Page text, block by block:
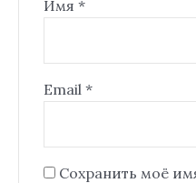
Имя *
Email *
Сохранить моё